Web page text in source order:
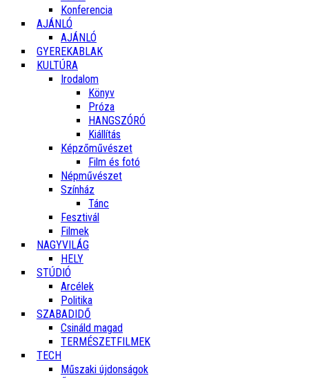
Konferencia
AJÁNLÓ
AJÁNLÓ
GYEREKABLAK
KULTÚRA
Irodalom
Könyv
Próza
HANGSZÓRÓ
Kiállítás
Képzőművészet
Film és fotó
Népművészet
Színház
Tánc
Fesztivál
Filmek
NAGYVILÁG
HELY
STÚDIÓ
Arcélek
Politika
SZABADIDŐ
Csináld magad
TERMÉSZETFILMEK
TECH
Műszaki újdonságok